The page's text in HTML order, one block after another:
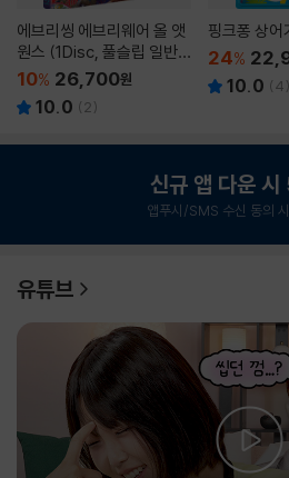
에브리씽 에브리웨어 올 앳
원스 (1Disc, 풀슬립 일반
판) : 블루레이
10% 26,700원
10.0 ( 2)
핑크퐁 상어
24%
10.0 (4)
신규 앱 다운
앱푸시/SMS 수신 동의
유튜브